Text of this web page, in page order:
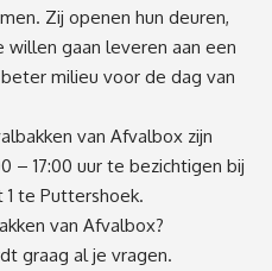
Zij openen hun deuren,
gaan leveren aan een
milieu voor de dag van
van Afvalbox zijn
– 17:00 uur te bezichtigen bij
1 te Puttershoek.
van Afvalbox?
graag al je vragen.